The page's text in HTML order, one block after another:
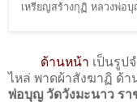
เหรียญสร้างกุฏิ หลวงพ่อ
ด้านหน้า เป็นรูป
ไหล่ พาดผ้าสังฆาฏิ ด้า
พ่อบุญ วัดวังมะนาว รา